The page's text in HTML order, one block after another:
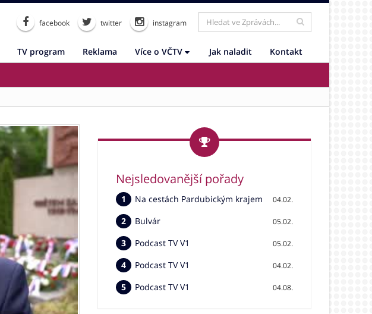
facebook twitter instagram
TV program Reklama Více o VČTV Jak naladit Kontakt
Nejsledovanější pořady
Na cestách Pardubickým krajem 04.02.
Bulvár 05.02.
Podcast TV V1 05.02.
Podcast TV V1 04.02.
Podcast TV V1 04.08.